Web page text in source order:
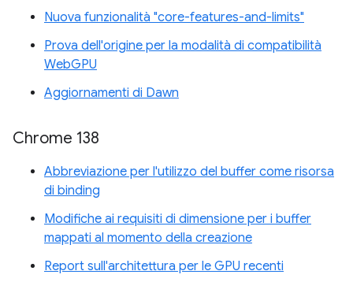
Nuova funzionalità "core-features-and-limits"
Prova dell'origine per la modalità di compatibilità
WebGPU
Aggiornamenti di Dawn
Chrome 138
Abbreviazione per l'utilizzo del buffer come risorsa
di binding
Modifiche ai requisiti di dimensione per i buffer
mappati al momento della creazione
Report sull'architettura per le GPU recenti